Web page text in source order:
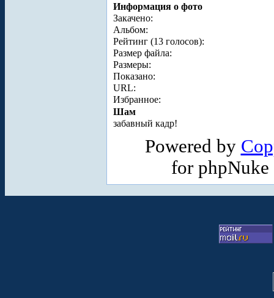
Информация о фото
Закачено:
Альбом:
Рейтинг (13 голосов):
Размер файла:
Размеры:
Показано:
URL:
Избранное:
Шам
забавный кадр!
Powered by
for